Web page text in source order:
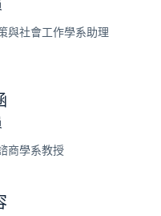
與社會工作學系助理
商學系教授